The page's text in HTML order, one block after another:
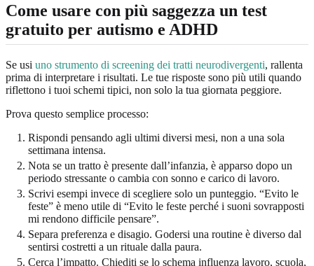
Come usare con più saggezza un test
gratuito per autismo e ADHD
Se usi uno strumento di screening dei tratti neurodivergenti, rallenta
prima di interpretare i risultati. Le tue risposte sono più utili quando
riflettono i tuoi schemi tipici, non solo la tua giornata peggiore.
Prova questo semplice processo:
Rispondi pensando agli ultimi diversi mesi, non a una sola
settimana intensa.
Nota se un tratto è presente dall’infanzia, è apparso dopo un
periodo stressante o cambia con sonno e carico di lavoro.
Scrivi esempi invece di scegliere solo un punteggio. “Evito le
feste” è meno utile di “Evito le feste perché i suoni sovrapposti
mi rendono difficile pensare”.
Separa preferenza e disagio. Godersi una routine è diverso dal
sentirsi costretti a un rituale dalla paura.
Cerca l’impatto. Chiediti se lo schema influenza lavoro, scuola,